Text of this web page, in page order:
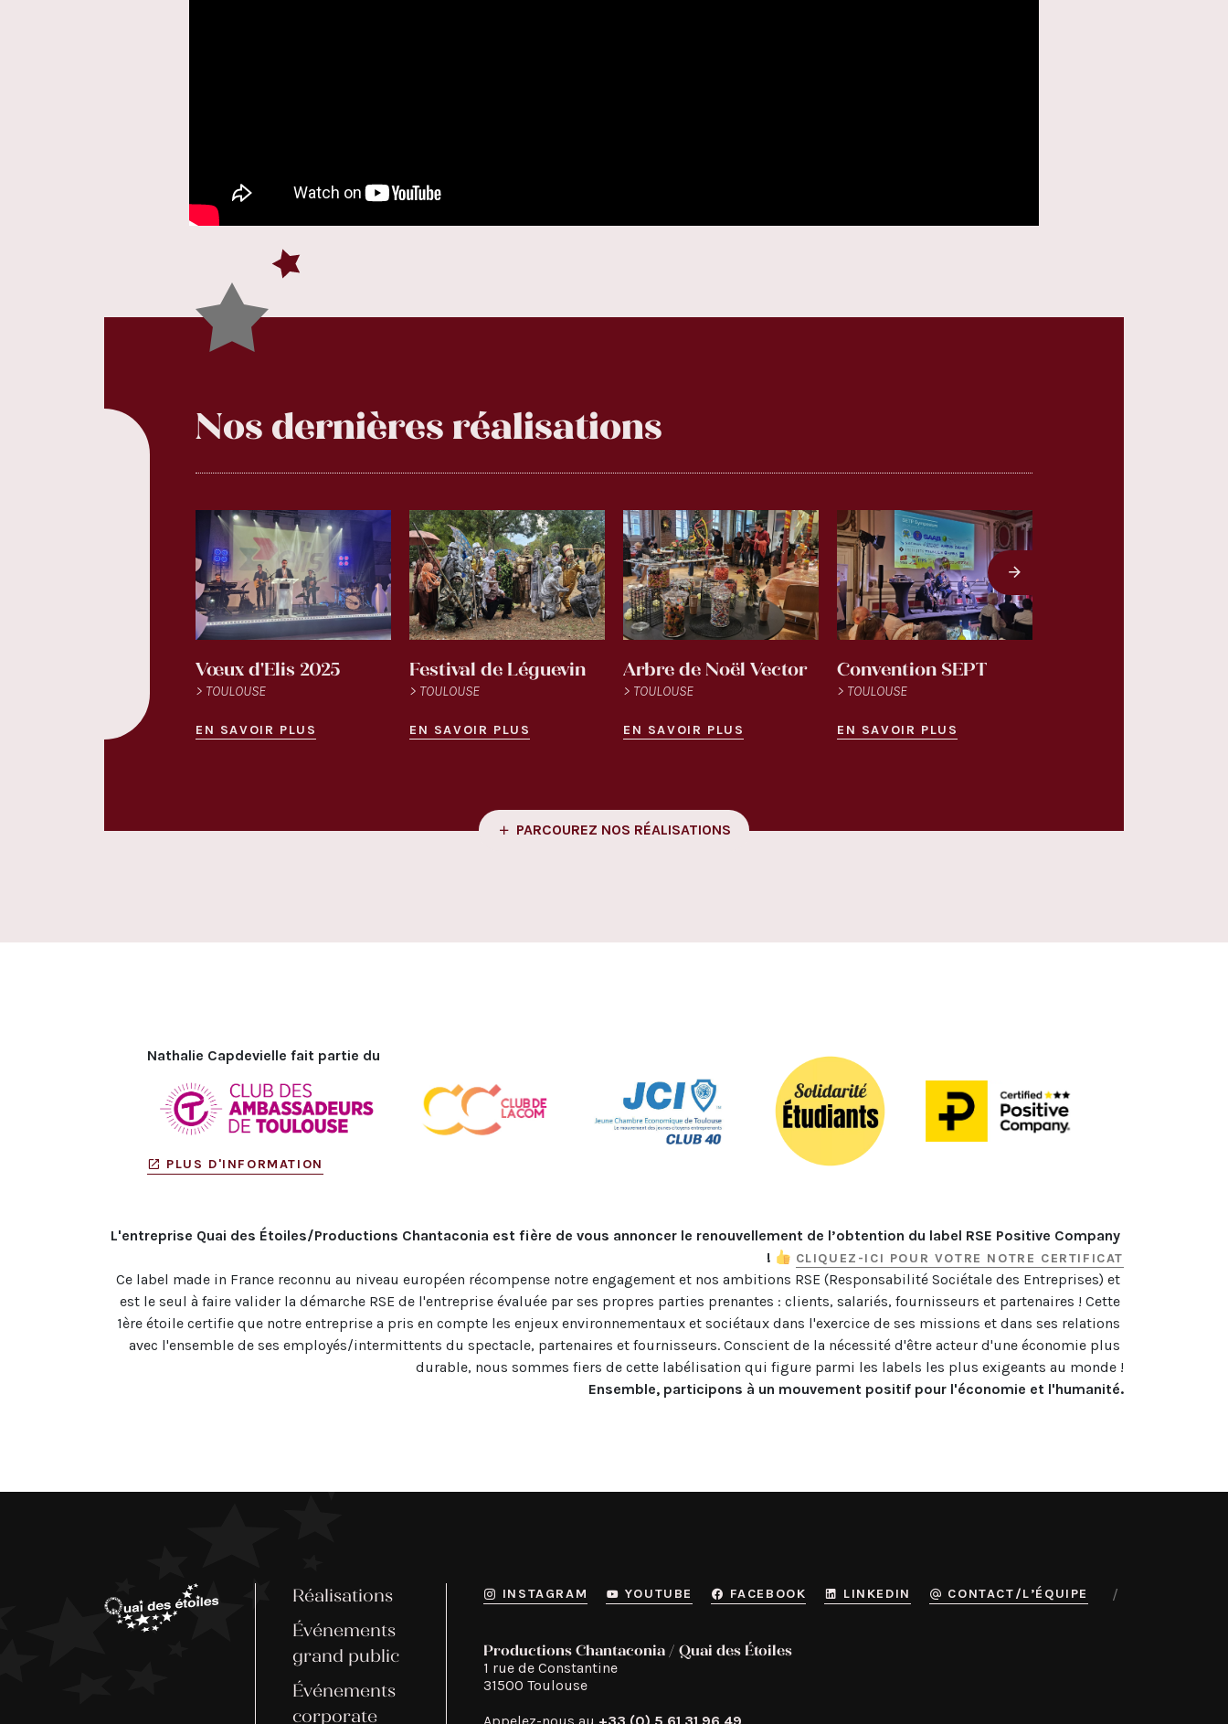
Nos dernières réalisations
Vœux d'Elis 2025
> TOULOUSE
EN SAVOIR PLUS
Festival de Léguevin
> TOULOUSE
EN SAVOIR PLUS
Arbre de Noël Vector
> TOULOUSE
EN SAVOIR PLUS
Convention SEPT
> TOULOUSE
EN SAVOIR PLUS
PARCOUREZ NOS RÉALISATIONS
Nathalie Capdevielle fait partie du
PLUS D'INFORMATION
L'entreprise Quai des Étoiles/Productions Chantaconia est fière de vous annoncer le renouvellement de l’obtention du label RSE Positive Company
!
CLIQUEZ-ICI POUR VOTRE NOTRE CERTIFICAT
Ce label made in France reconnu au niveau européen récompense notre engagement et nos ambitions RSE (Responsabilité Sociétale des Entreprises) et
est le seul à faire valider la démarche RSE de l'entreprise évaluée par ses propres parties prenantes : clients, salariés, fournisseurs et partenaires ! Cette
1ère étoile certifie que notre entreprise a pris en compte les enjeux environnementaux et sociétaux dans l'exercice de ses missions et dans ses relations
avec l'ensemble de ses employés/intermittents du spectacle, partenaires et fournisseurs. Conscient de la nécessité d'être acteur d'une économie plus
Ensemble, participons à un mouvement positif pour l'économie et l'humanité.
Réalisations
Événements
grand public
Événements
corporate
INSTAGRAM YOUTUBE FACEBOOK LINKEDIN CONTACT/L’ÉQUIPE
Productions Chantaconia / Quai des Étoiles
1 rue de Constantine
31500 Toulouse